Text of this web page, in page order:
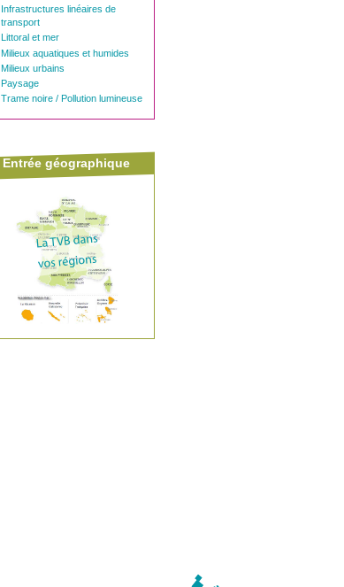
Infrastructures linéaires de
transport
Littoral et mer
Milieux aquatiques et humides
Milieux urbains
Paysage
Trame noire / Pollution lumineuse
Entrée géographique